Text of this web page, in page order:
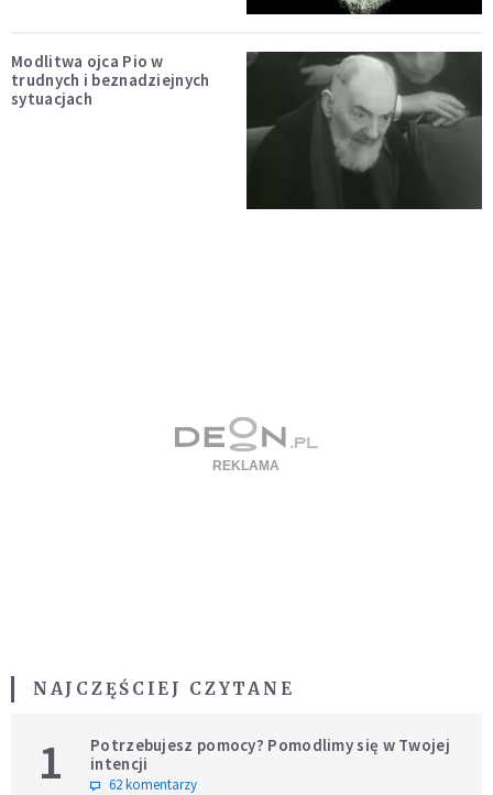
Modlitwa ojca Pio w
trudnych i beznadziejnych
sytuacjach
NAJCZĘŚCIEJ CZYTANE
1
Potrzebujesz pomocy? Pomodlimy się w Twojej
intencji
62 komentarzy